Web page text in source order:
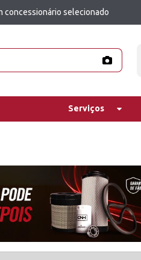
concessionário selecionado
Serviços